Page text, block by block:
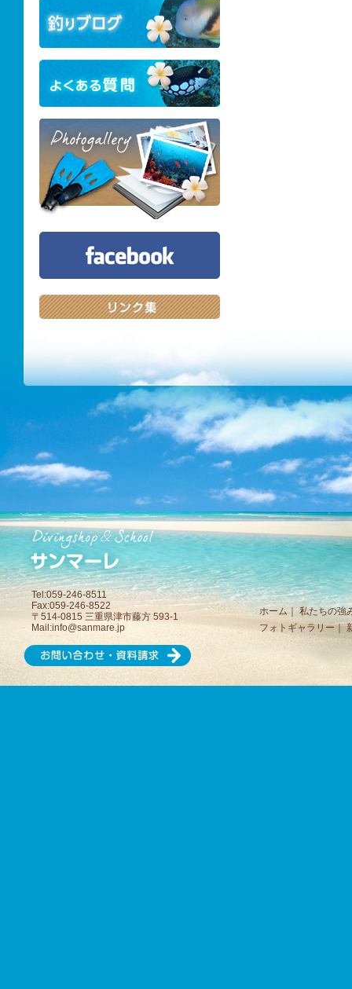
Tel:059-246-8511
Fax:059-246-8522
〒514-0815 三重県津市藤方 593-1
Mail:info@sanmare.jp
ホーム
私たちの強
フォトギャラリー｜